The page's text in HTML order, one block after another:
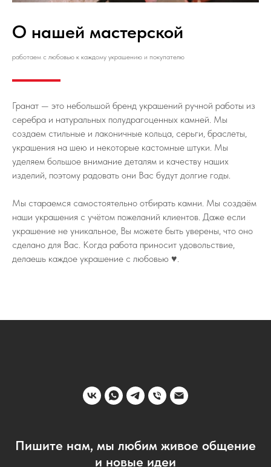
О нашей мастерской
работаем с любовью к каждому украшению и покупателю
Гранат — это небольшой бренд украшений ручной работы из
серебра и натуральных полудрагоценных камней. Мы
создаем стильные и лаконичные кольца, серьги, браслеты,
украшения на шею и некоторые кастомные штуки. Мы
уделяем большое внимание деталям и качеству наших
изделий, поэтому радовать они Вас будут долгие годы.
Мы стараемся самостоятельно отбирать камни. Мы создаём
наши украшения с учётом пожеланий клиентов. Даже если
украшение не уникальное, Вы можете быть уверены, что оно
сделано для Вас. Когда работа приносит удовольствие,
делаешь каждое украшение с любовью ♥️.
Пишите нам, мы любим живое общение
и новые идеи